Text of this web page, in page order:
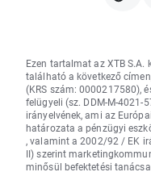
Ezen tartalmat az XTB S.A.
található a következő
(KRS szám: 0000217580),
felügyeli (sz. DDM-M-
irányelvének, ami az
határozata a pénzügyi
, valamint a 2002/92 / EK
II) szerint
minősül befektetési